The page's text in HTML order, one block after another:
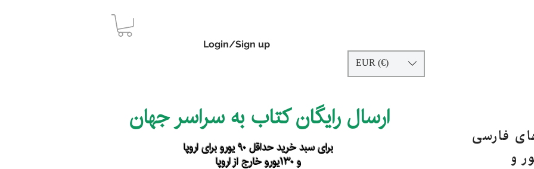
Login/Sign up
EUR (€)
ارسال رایگان کتاب به سراسر جهان
برای سبد خرید حداقل ۹۰ یورو برای اروپا
و ۱۳۰یورو خارج از اروپا
فارسی
و